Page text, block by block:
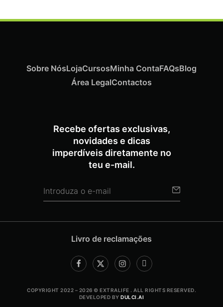
Recebe ofertas exclusivas,
novidades e dicas
imperdíveis diretamente no
teu e-mail.
Sobre NósLojaCursosMinha ContaFAQsBlog
Área LegalContactos
Livro de reclamações
COPYRIGHT 2022 – 2026 © EXTRALIFE . ALL RIGHTS RESERVED.
DEVELOPED BYDULCI.AI